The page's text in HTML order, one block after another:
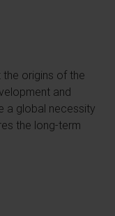
origins of the
and
a global necessity
the long-term